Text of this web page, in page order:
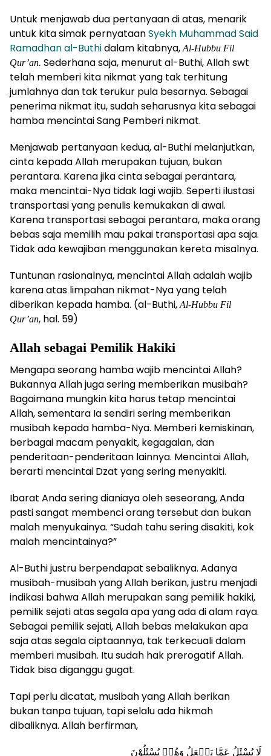
Untuk menjawab dua pertanyaan di atas, menarik
untuk kita simak pernyataanSyekh Muhammad Said
Ramadhan al-Buthidalam kitabnya,Al-Hubbu Fil
Qur’an. Sederhana saja, menurut al-Buthi, Allah swt
telah memberi kita nikmat yang tak terhitung
jumlahnya dan tak terukur pula besarnya. Sebagai
penerima nikmat itu, sudah seharusnya kita sebagai
hamba mencintai Sang Pemberi nikmat.
Menjawab pertanyaan kedua, al-Buthi melanjutkan,
cinta kepada Allah merupakan tujuan, bukan
perantara. Karena jika cinta sebagai perantara,
maka mencintai-Nya tidak lagi wajib. Seperti ilustasi
transportasi yang penulis kemukakan di awal.
Karena transportasi sebagai perantara, maka orang
bebas saja memilih mau pakai transportasi apa saja.
Tidak ada kewajiban menggunakan kereta misalnya.
Tuntunan rasionalnya, mencintai Allah adalah wajib
karena atas limpahan nikmat-Nya yang telah
diberikan kepada hamba. (al-Buthi,Al-Hubbu Fil
Qur’an, hal. 59)
Allah sebagai Pemilik Hakiki
Mengapa seorang hamba wajib mencintai Allah?
Bukannya Allah juga sering memberikan musibah?
Bagaimana mungkin kita harus tetap mencintai
Allah, sementara Ia sendiri sering memberikan
musibah kepada hamba-Nya. Memberi kemiskinan,
berbagai macam penyakit, kegagalan, dan
penderitaan-penderitaan lainnya. Mencintai Allah,
berarti mencintai Dzat yang sering menyakiti.
Ibarat Anda sering dianiaya oleh seseorang, Anda
pasti sangat membenci orang tersebut dan bukan
malah menyukainya. “Sudah tahu sering disakiti, kok
malah mencintainya?”
Al-Buthi justru berpendapat sebaliknya. Adanya
musibah-musibah yang Allah berikan, justru menjadi
indikasi bahwa Allah merupakan sang pemilik hakiki,
pemilik sejati atas segala apa yang ada di alam raya.
Sebagai pemilik sejati, Allah bebas melakukan apa
saja atas segala ciptaannya, tak terkecuali dalam
memberi musibah. Itu sudah hak prerogatif Allah.
Tidak bisa diganggu gugat.
Tapi perlu dicatat, musibah yang Allah berikan
bukan tanpa tujuan, tapi selalu ada hikmah
dibaliknya. Allah berfirman,
لَا يُسْئَلُ عَمَّا يَفۡعَلُ وَهُمۡ يُسْئَلُوْنَ